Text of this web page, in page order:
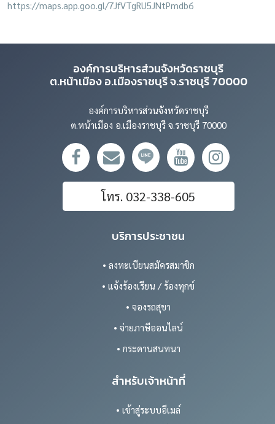
https://maps.app.goo.gl/7JfVTgRU5JNtPmdb6
องค์การบริหารส่วนจังหวัดราชบุรี
ต.หน้าเมือง อ.เมืองราชบุรี จ.ราชบุรี 70000
องค์การบริหารส่วนจังหวัดราชบุรี
ต.หน้าเมือง อ.เมืองราชบุรี จ.ราชบุรี 70000
โทร. 032-338-605
บริการประชาชน
• ลงทะเบียนสมัครสมาชิก
• แจ้งร้องเรียน / ร้องทุกข์
• จองรถสุขา
• จ่ายภาษีออนไลน์
• กระดานสนทนา
สำหรับเจ้าหน้าที่
• เข้าสู่ระบบอีเมล์